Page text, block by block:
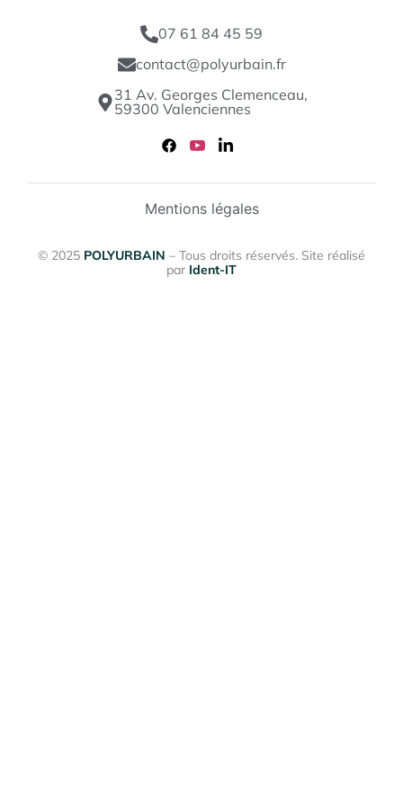
07 61 84 45 59
contact@polyurbain.fr
31 Av. Georges Clemenceau,
59300 Valenciennes
© 2025 POLYURBAIN – Tous droits réservés. Site réalisé
par Ident-IT
Mentions légales